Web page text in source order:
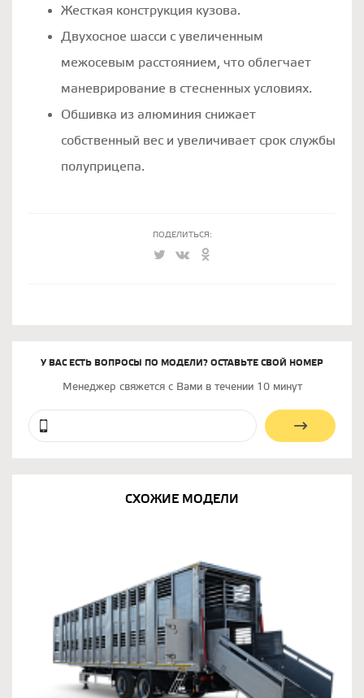
Жесткая конструкция кузова.
Двухосное шасси с увеличенным
межосевым расстоянием, что облегчает
маневрирование в стесненных условиях.
Обшивка из алюминия снижает
собственный вес и увеличивает срок службы
полуприцепа.
ПОДЕЛИТЬСЯ:
У ВАС ЕСТЬ ВОПРОСЫ ПО МОДЕЛИ? ОСТАВЬТЕ СВОЙ НОМЕР
Менеджер свяжется с Вами в течении 10 минут
СХОЖИЕ МОДЕЛИ